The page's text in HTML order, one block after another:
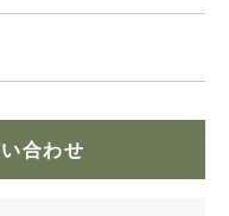
合わせ